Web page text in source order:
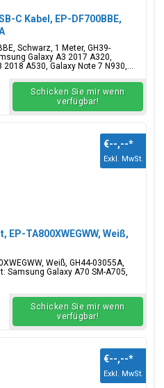
C Kabel, EP-DF700BBE,
Schwarz, 1 Meter, GH39-
Galaxy A3 2017 A320,
A530, Galaxy Note 7 N930,...
Schicken Sie mir wenn
verfügbar!
TA800XWEGWW, Weiß,
Weiß, GH44-03055A,
Samsung Galaxy A70 SM-A705,
€--,--*
Exkl. MwSt.
Schicken Sie mir wenn
verfügbar!
€--,--*
Exkl. MwSt.